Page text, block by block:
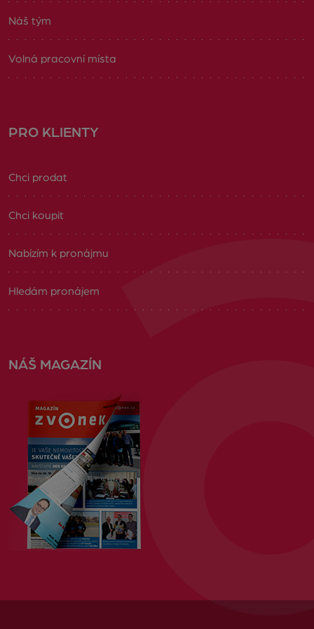
Náš tým
Volná pracovní místa
PRO KLIENTY
Chci prodat
Chci koupit
Nabízím k pronájmu
Hledám pronájem
NÁŠ MAGAZÍN